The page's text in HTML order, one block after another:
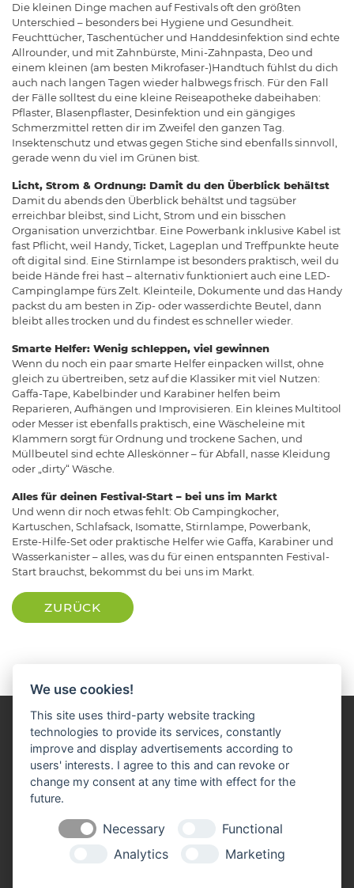
Die kleinen Dinge machen auf Festivals oft den größten
Unterschied – besonders bei Hygiene und Gesundheit.
Feuchttücher, Taschentücher und Handdesinfektion sind echte
Allrounder, und mit Zahnbürste, Mini-Zahnpasta, Deo und
einem kleinen (am besten Mikrofaser-)Handtuch fühlst du dich
auch nach langen Tagen wieder halbwegs frisch. Für den Fall
der Fälle solltest du eine kleine Reiseapotheke dabeihaben:
Pflaster, Blasenpflaster, Desinfektion und ein gängiges
Schmerzmittel retten dir im Zweifel den ganzen Tag.
Insektenschutz und etwas gegen Stiche sind ebenfalls sinnvoll,
gerade wenn du viel im Grünen bist.
Licht, Strom & Ordnung: Damit du den Überblick behältst
Damit du abends den Überblick behältst und tagsüber
erreichbar bleibst, sind Licht, Strom und ein bisschen
Organisation unverzichtbar. Eine Powerbank inklusive Kabel ist
fast Pflicht, weil Handy, Ticket, Lageplan und Treffpunkte heute
oft digital sind. Eine Stirnlampe ist besonders praktisch, weil du
beide Hände frei hast – alternativ funktioniert auch eine LED-
Campinglampe fürs Zelt. Kleinteile, Dokumente und das Handy
packst du am besten in Zip- oder wasserdichte Beutel, dann
bleibt alles trocken und du findest es schneller wieder.
Smarte Helfer: Wenig schleppen, viel gewinnen
Wenn du noch ein paar smarte Helfer einpacken willst, ohne
gleich zu übertreiben, setz auf die Klassiker mit viel Nutzen:
Gaffa-Tape, Kabelbinder und Karabiner helfen beim
Reparieren, Aufhängen und Improvisieren. Ein kleines Multitool
oder Messer ist ebenfalls praktisch, eine Wäscheleine mit
Klammern sorgt für Ordnung und trockene Sachen, und
Müllbeutel sind echte Alleskönner – für Abfall, nasse Kleidung
oder „dirty“ Wäsche.
Alles für deinen Festival-Start – bei uns im Markt
Und wenn dir noch etwas fehlt: Ob Campingkocher,
Kartuschen, Schlafsack, Isomatte, Stirnlampe, Powerbank,
Erste-Hilfe-Set oder praktische Helfer wie Gaffa, Karabiner und
Wasserkanister – alles, was du für einen entspannten Festival-
Start brauchst, bekommst du bei uns im Markt.
ZURÜCK
Impressum
Cookie-Einstellungen ändern
Raiffeisen Bayern Marketing eG
We use cookies!
This site uses third-party website tracking
technologies to provide its services, constantly
improve and display advertisements according to
users' interests. I agree to this and can revoke or
change my consent at any time with effect for the
future.
Necessary
Functional
Analytics
Marketing